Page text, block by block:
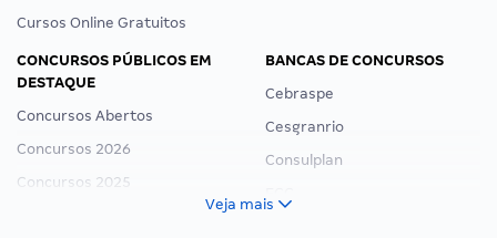
Cursos Online Gratuitos
CONCURSOS PÚBLICOS EM
DESTAQUE
Concursos Abertos
Concursos 2026
Concursos 2025
BANCAS DE CONCURSOS
Cebraspe
Cesgranrio
Consulplan
Veja mais